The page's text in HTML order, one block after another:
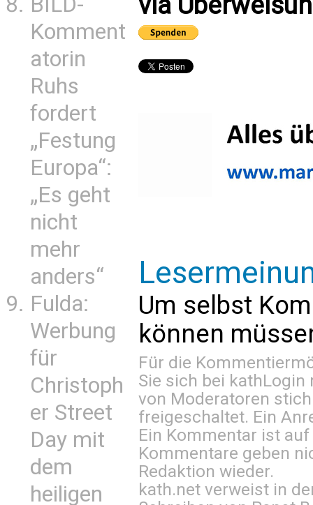
Komment
atorin
Ruhs
fordert
„Festung
Europa“:
„Es geht
nicht
mehr
anders“
Fulda:
Werbung
für
Christoph
er Street
Day mit
dem
heiligen
Um selbst
können
Für die
Sie sich bei kathLogin
von Moderatoren
freigeschaltet. Ein
Ein Kommentar ist
Kommentare geben
Redaktion wieder.
kath.net verweist in